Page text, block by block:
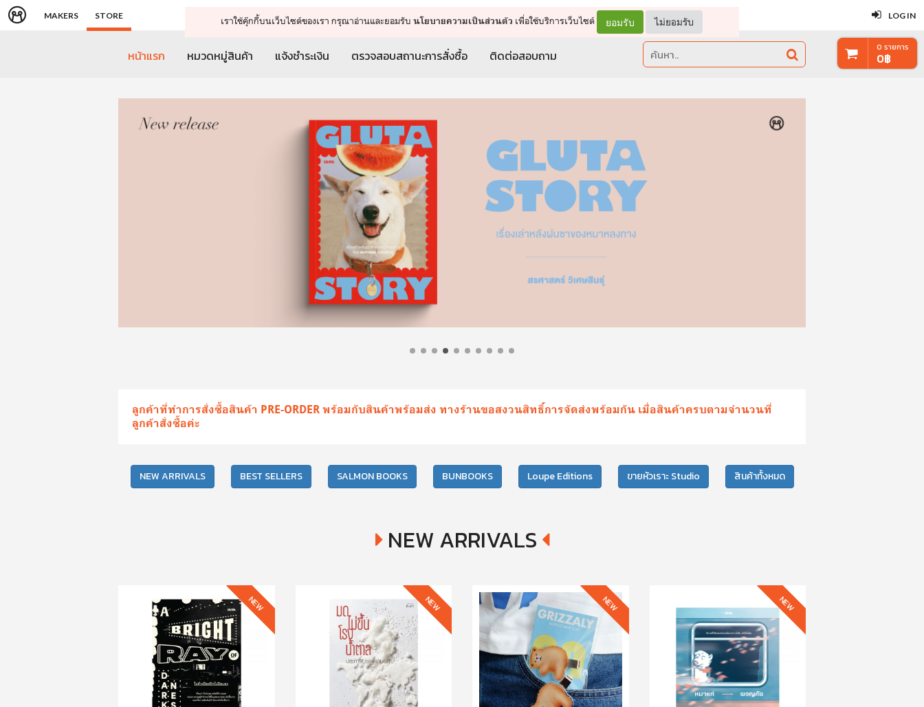
ปิด
จัดการรถเข็น ดำเนินการต่อ
MAKERS STORE LOG IN
เราใช้คุ๊กกี้บนเว็บไซต์ของเรา กรุณาอ่านและยอมรับนโยบายความเป็นส่วนตัว เพื่อใช้บริการเว็บไซต์ ยอมรับ ไม่ยอมรับ
หน้าแรก หมวดหมู่สินค้า แจ้งชำระเงิน ตรวจสอบสถานะการสั่งซื้อ ติดต่อสอบถาม
0 รายการ
0฿
ลูกค้าที่ทำการสั่งซื้อสินค้า PRE-ORDER พร้อมกับสินค้าพร้อมส่ง ทางร้านขอสงวนสิทธิ์การจัดส่งพร้อมกัน เมื่อสินค้าครบตามจำนวนที่
ลูกค้าสั่งซื้อค่ะ
NEW ARRIVALS BEST SELLERS SALMON BOOKS BUNBOOKS Loupe Editions ขายหัวเราะ Studio สินค้าทั้งหมด
NEW ARRIVALS
NEW NEW NEW NEW